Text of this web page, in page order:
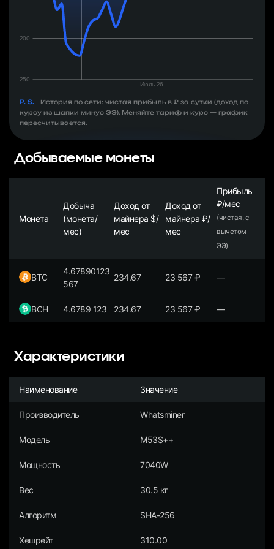
P. S.
История по сети: чистая прибыль в ₽ за сутки (доход по
курсу из шапки минус ЭЭ). Меняйте тариф и курс — график
пересчитывается.
Добываемые монеты
Монета
Добыча
(монета/
мес)
Доход от
майнера $/
мес
Доход от
майнера ₽/
мес
Прибыль
₽/мес
(чистая, с
вычетом
ЭЭ)
BTC
4.67890123
567
234.67 23 567₽ —
BCH 4.6789 123 234.67 23 567₽ —
Характеристики
Наименование Значение
Производитель Whatsminer
Модель M53S++
Мощность 7040W
Вес 30.5 кг
Алгоритм SHA-256
Хешрейт 310.00